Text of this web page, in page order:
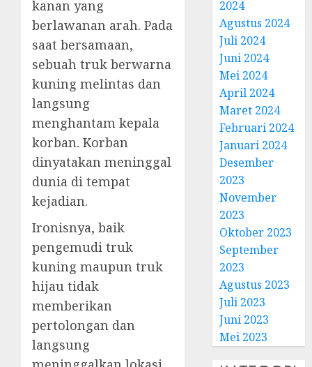
kanan yang
berlawanan arah. Pada
saat bersamaan,
sebuah truk berwarna
kuning melintas dan
langsung
menghantam kepala
korban. Korban
dinyatakan meninggal
dunia di tempat
kejadian.
Ironisnya, baik
pengemudi truk
kuning maupun truk
hijau tidak
memberikan
pertolongan dan
langsung
2024
Agustus 2024
Juli 2024
Juni 2024
Mei 2024
April 2024
Maret 2024
Februari 2024
Januari 2024
Desember
2023
November
2023
Oktober 2023
September
2023
Agustus 2023
Juli 2023
Juni 2023
Mei 2023